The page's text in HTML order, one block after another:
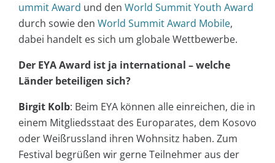
ummit Award und den World Summit Youth Award
durch sowie den World Summit Award Mobile,
dabei handelt es sich um globale Wettbewerbe.
Der EYA Award ist ja international – welche
Länder beteiligen sich?
Birgit Kolb: Beim EYA können alle einreichen, die in
einem Mitgliedsstaat des Europarates, dem Kosovo
oder Weißrussland ihren Wohnsitz haben. Zum
Festival begrüßen wir gerne Teilnehmer aus der